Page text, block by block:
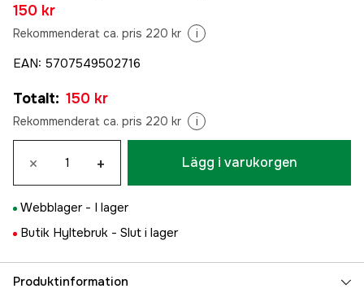
150 kr
Rekommenderat ca. pris 220 kr i
EAN: 5707549502716
Totalt: 150 kr
Rekommenderat ca. pris 220 kr i
× + Lägg i varukorgen
Webblager - I lager
Butik Hyltebruk - Slut i lager
Produktinformation